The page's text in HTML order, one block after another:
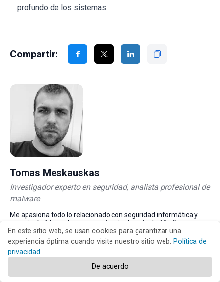
profundo de los sistemas.
Compartir:
Tomas Meskauskas
Investigador experto en seguridad, analista profesional de
malware
Me apasiona todo lo relacionado con seguridad informática y
tecnología. Me avala una experiencia de más de 10 años
trabajando para varias empresas de reparación de problemas
técnicos y seguridad on-line. Como editor y autor de PCrisk, llevo
trabajando desde 2010. Sígueme en Twitter y LinkedIn para no
perderte nada sobre las últimas amenazas de seguridad en
En este sitio web, se usan cookies para garantizar una
experiencia óptima cuando visite nuestro sitio web. Política de
privacidad
De acuerdo